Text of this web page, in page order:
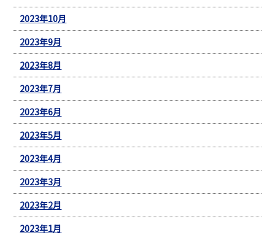
2023年10月
2023年9月
2023年8月
2023年7月
2023年6月
2023年5月
2023年4月
2023年3月
2023年2月
2023年1月